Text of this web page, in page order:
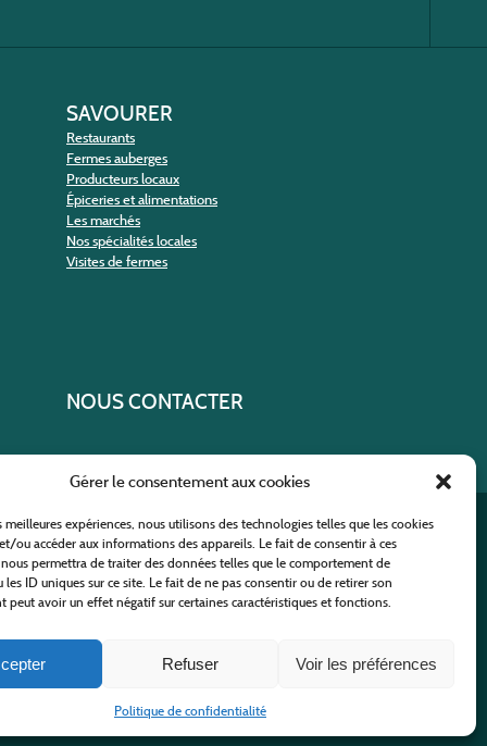
Gérer le consentement aux cookies
expériences, nous utilisons des technologies telles que les cookies
ou accéder aux informations des appareils. Le fait de consentir à ces
permettra de traiter des données telles que le comportement de
ID uniques sur ce site. Le fait de ne pas consentir ou de retirer son
peut avoir un effet négatif sur certaines caractéristiques et fonctions.
Refuser Voir les préférences
Politique de confidentialité
SAVOURER
Restaurants
Fermes auberges
Producteurs locaux
Épiceries et alimentations
Les marchés
Nos spécialités locales
Visites de fermes
NOUS CONTACTER